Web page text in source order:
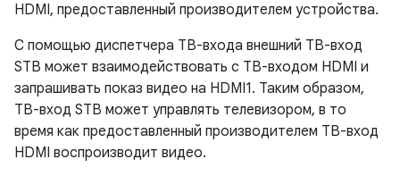
HDMI, предоставленный производителем устройства.
С помощью диспетчера ТВ-входа внешний ТВ-вход
STB может взаимодействовать с ТВ-входом HDMI и
запрашивать показ видео на HDMI1. Таким образом,
ТВ-вход STB может управлять телевизором, в то
время как предоставленный производителем ТВ-вход
HDMI воспроизводит видео.